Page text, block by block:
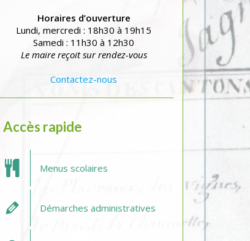
Horaires d’ouverture
Lundi, mercredi : 18h30 à 19h15
Samedi : 11h30 à 12h30
Le maire reçoit sur rendez-vous
Contactez-nous
Accès rapide
Menus scolaires
Démarches administratives